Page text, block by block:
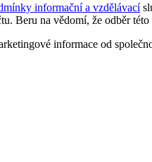
informační a vzdělávací
Beru na vědomí, že odběr
informace od